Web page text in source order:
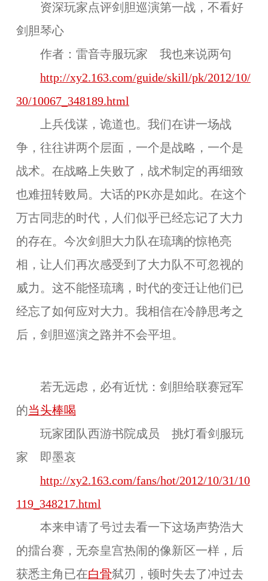
资深玩家点评剑胆巡演第一战，不看好
剑胆琴心
作者：雷音寺服玩家 我也来说两句
http://xy2.163.com/guide/skill/pk/2012/10/
30/10067_348189.html
上兵伐谋，诡道也。我们在讲一场战
争，往往讲两个层面，一个是战略，一个是
战术。在战略上失败了，战术制定的再细致
也难扭转败局。大话的PK亦是如此。在这个
万古同悲的时代，人们似乎已经忘记了大力
的存在。今次剑胆大力队在琉璃的惊艳亮
相，让人们再次感受到了大力队不可忽视的
威力。这不能怪琉璃，时代的变迁让他们已
经忘了如何应对大力。我相信在冷静思考之
后，剑胆巡演之路并不会平坦。
若无远虑，必有近忧：剑胆给联赛冠军
的当头棒喝
玩家团队西游书院成员 挑灯看剑服玩
家 即墨哀
http://xy2.163.com/fans/hot/2012/10/31/10
119_348217.html
本来申请了号过去看一下这场声势浩大
的擂台赛，无奈皇宫热闹的像新区一样，后
获悉主角已在白骨弑刃，顿时失去了冲过去